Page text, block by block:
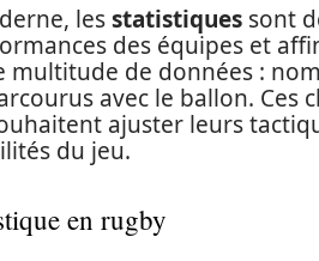
lesstatistiques sont
des équipes et
de données :
avec le ballon. Ces
ajuster leurs
du jeu.
en rugby